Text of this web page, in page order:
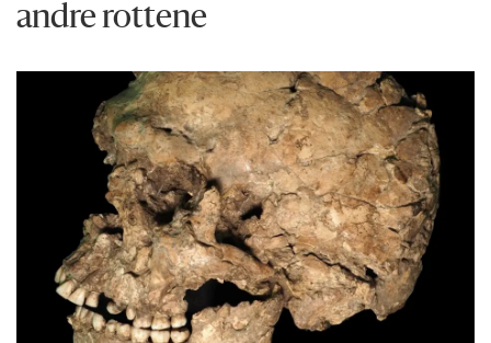
andre rottene